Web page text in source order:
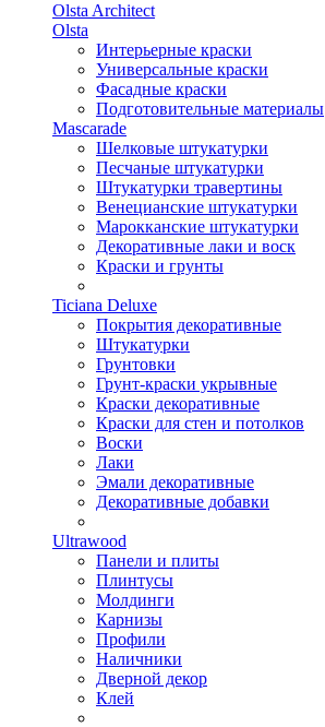
Olsta Architect
Olsta
Интерьерные краски
Универсальные краски
Фасадные краски
Подготовительные материалы
Mascarade
Шелковые штукатурки
Песчаные штукатурки
Штукатурки травертины
Венецианские штукатурки
Марокканские штукатурки
Декоративные лаки и воск
Краски и грунты
Ticiana Deluxe
Покрытия декоративные
Штукатурки
Грунтовки
Грунт-краски укрывные
Краски декоративные
Краски для стен и потолков
Воски
Лаки
Эмали декоративные
Декоративные добавки
Ultrawood
Панели и плиты
Плинтусы
Молдинги
Карнизы
Профили
Наличники
Дверной декор
Клей